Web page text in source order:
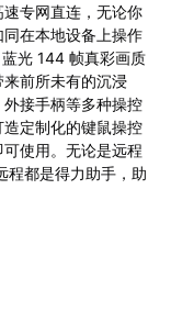
专网直连，无论你
在本地设备上操作
光 144 帧真彩画质
前所未有的沉浸
接手柄等多种操控
定制化的键鼠操控
使用。无论是远程
程都是得力助手，助